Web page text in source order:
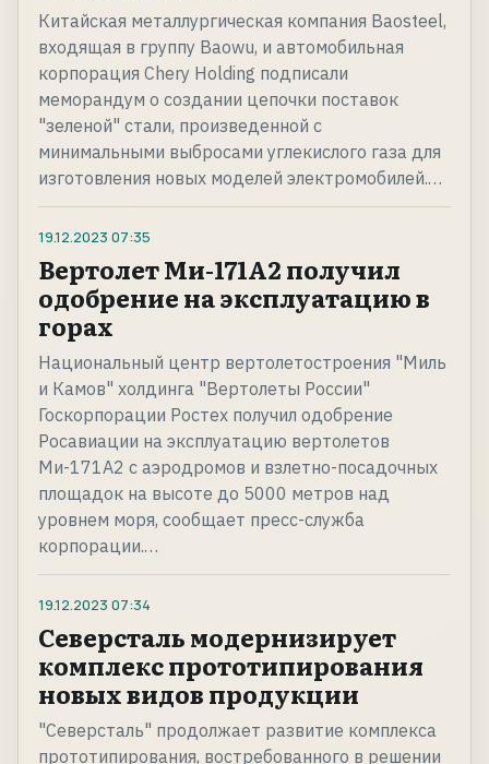
Китайская металлургическая компания Baosteel,
входящая в группу Baowu, и автомобильная
корпорация Chery Holding подписали
меморандум о создании цепочки поставок
"зеленой" стали, произведенной с
минимальными выбросами углекислого газа для
изготовления новых моделей электромобилей.…
19.12.2023 07:35
Вертолет Ми-171А2 получил
одобрение на эксплуатацию в
горах
Национальный центр вертолетостроения "Миль
и Камов" холдинга "Вертолеты России"
Госкорпорации Ростех получил одобрение
Росавиации на эксплуатацию вертолетов
Ми-171А2 с аэродромов и взлетно-посадочных
площадок на высоте до 5000 метров над
уровнем моря, сообщает пресс-служба
корпорации.…
19.12.2023 07:34
Северсталь модернизирует
комплекс прототипирования
новых видов продукции
"Северсталь" продолжает развитие комплекса
прототипирования, востребованного в решении